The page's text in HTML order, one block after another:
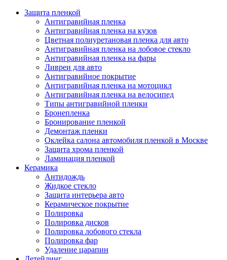
Защита пленкой
Антигравийная пленка
Антигравийная пленка на кузов
Цветная полиуретановая пленка для авто
Антигравийная пленка на лобовое стекло
Антигравийная пленка на фары
Ливреи для авто
Антигравийное покрытие
Антигравийная пленка на мотоцикл
Антигравийная пленка на велосипед
Типы антигравийной пленки
Бронепленка
Бронирование пленкой
Демонтаж пленки
Оклейка салона автомобиля пленкой в Москве
Защита хрома пленкой
Ламинация пленкой
Керамика
Антидождь
Жидкое стекло
Защита интерьера авто
Керамическое покрытие
Полировка
Полировка дисков
Полировка лобового стекла
Полировка фар
Удаление царапин